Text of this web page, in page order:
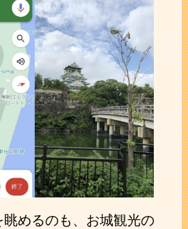
めるのも、お城観光の